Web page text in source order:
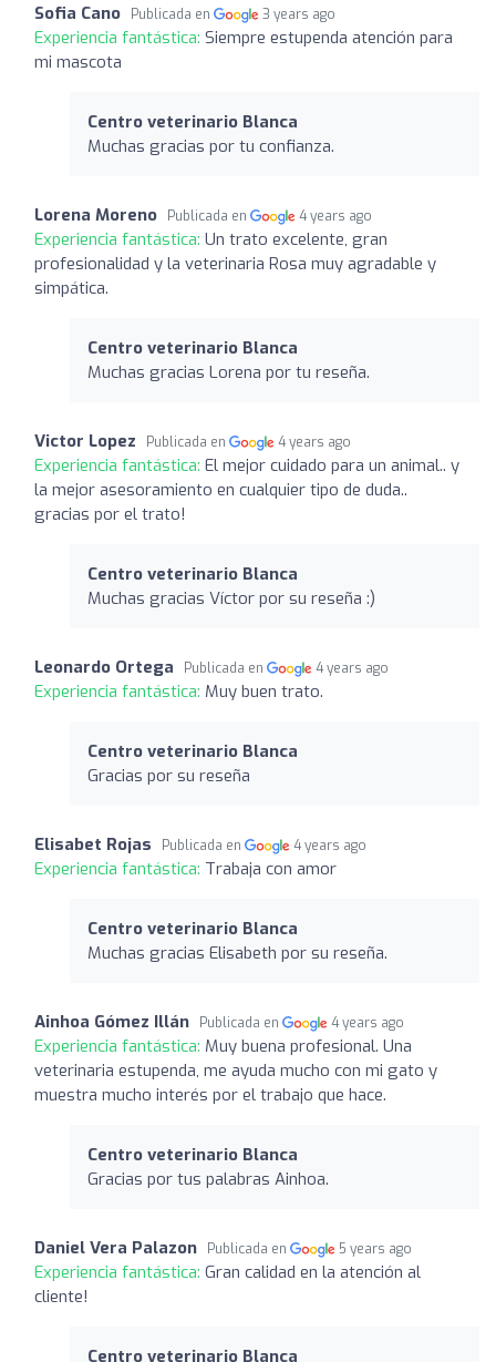
Sofia Cano Publicada en 3 years ago
Experiencia fantástica: Siempre estupenda atención para
mi mascota
Centro veterinario Blanca
Muchas gracias por tu confianza.
Lorena Moreno Publicada en 4 years ago
Experiencia fantástica: Un trato excelente, gran
profesionalidad y la veterinaria Rosa muy agradable y
simpática.
Centro veterinario Blanca
Muchas gracias Lorena por tu reseña.
Victor Lopez Publicada en 4 years ago
Experiencia fantástica: El mejor cuidado para un animal.. y
la mejor asesoramiento en cualquier tipo de duda..
gracias por el trato!
Centro veterinario Blanca
Muchas gracias Víctor por su reseña :)
Leonardo Ortega Publicada en 4 years ago
Experiencia fantástica: Muy buen trato.
Centro veterinario Blanca
Gracias por su reseña
Elisabet Rojas Publicada en 4 years ago
Experiencia fantástica: Trabaja con amor
Centro veterinario Blanca
Muchas gracias Elisabeth por su reseña.
Ainhoa Gómez Illán Publicada en 4 years ago
Experiencia fantástica: Muy buena profesional. Una
veterinaria estupenda, me ayuda mucho con mi gato y
muestra mucho interés por el trabajo que hace.
Centro veterinario Blanca
Gracias por tus palabras Ainhoa.
Daniel Vera Palazon Publicada en 5 years ago
Experiencia fantástica: Gran calidad en la atención al
cliente!
Centro veterinario Blanca